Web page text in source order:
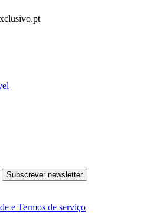
Subscrever newsletter
e Termos de serviço